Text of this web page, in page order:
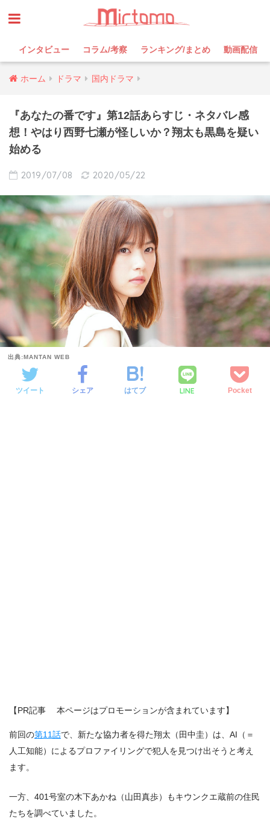
インタビュー コラム/考察 ランキング/まとめ 動画配信
ホーム ドラマ 国内ドラマ
『あなたの番です』第12話あらすじ・ネタバレ感
想！やはり西野七瀬が怪しいか？翔太も黒島を疑い
始める
2019/07/08 2020/05/22
出典:MANTAN WEB
ツイート シェア はてブ LINE Pocket
【PR記事 本ページはプロモーションが含まれています】
前回の第11話で、新たな協力者を得た翔太（田中圭）は、AI（＝
人工知能）によるプロファイリングで犯人を見つけ出そうと考え
ます。
一方、401号室の木下あかね（山田真歩）もキウンクエ蔵前の住民
たちを調べていました。